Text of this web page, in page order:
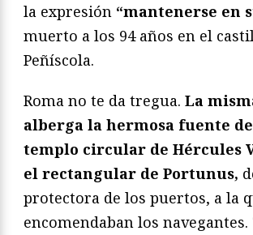
la expresión “mantenerse en
muerto a los 94 años en el
Peñíscola.
Roma no te da tregua. La
alberga la hermosa fuente
templo circular de Hércules
el rectangular de Portunus,
protectora de los puertos, a la
encomendaban los navegantes.